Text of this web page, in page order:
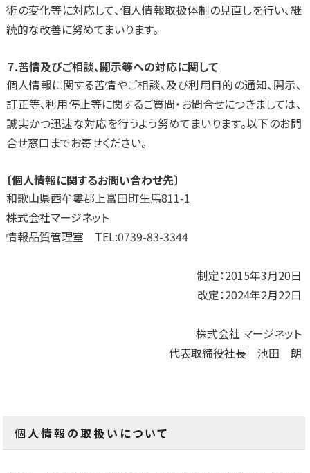
術の変化等に対応して、個人情報取扱体制の見直しを行い、継
続的な改善に努めてまいります。
７.苦情及びご相談、開示等への対応に関して
個人情報に関する苦情やご相談、及び利用目的の通知、開示、
訂正等、利用停止等に関するご質問・お問合せにつきましては、
誠実かつ迅速な対応を行うよう努めてまいります。以下のお問
合せ窓口までお寄せください。
〔個人情報に関するお問い合わせ先〕
和歌山県西牟婁郡上富田町生馬811-1
株式会社マージネット
情報品質管理室 TEL:0739-83-3344
制定：2015年3月20日
改定：2024年2月22日
株式会社 マージネット
代表取締役社長 池田 朗
個人情報の取扱いについて